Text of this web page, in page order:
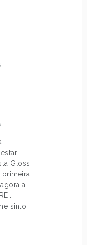
Gloss.
a
sinto